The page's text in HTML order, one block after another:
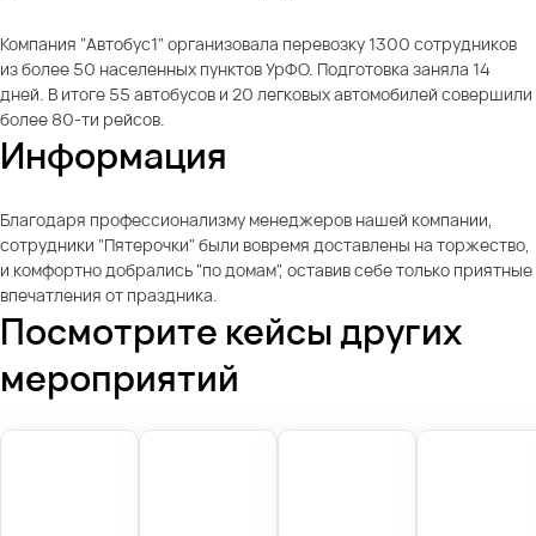
Компания "Автобус1" организовала перевозку 1300 сотрудников
из более 50 населенных пунктов УрФО. Подготовка заняла 14
дней. В итоге 55 автобусов и 20 легковых автомобилей совершили
более 80-ти рейсов.
Информация
Благодаря профессионализму менеджеров нашей компании,
сотрудники "Пятерочки" были вовремя доставлены на торжество,
и комфортно добрались "по домам", оставив себе только приятные
впечатления от праздника.
Посмотрите кейсы других
мероприятий